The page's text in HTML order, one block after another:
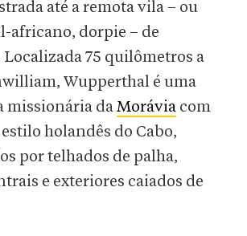
até a remota vila – ou
africano, dorpie – de
75 quilômetros a
Wupperthal é uma
missionária daMorávia com
holandês do Cabo,
por telhados de palha,
e exteriores caiados de